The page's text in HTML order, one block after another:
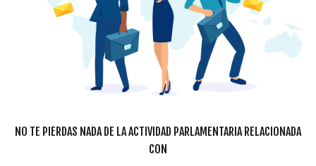
NO TE PIERDAS NADA DE LA ACTIVIDAD PARLAMENTARIA RELACIONADA
CON